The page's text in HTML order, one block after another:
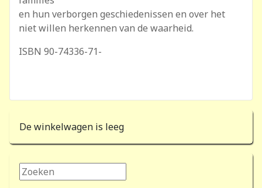
en hun verborgen geschiedenissen en over het
niet willen herkennen van de waarheid.
ISBN 90-74336-71-
De winkelwagen is leeg
Zoeken...